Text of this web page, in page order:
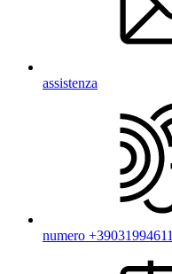
assistenza
numero +39031994611